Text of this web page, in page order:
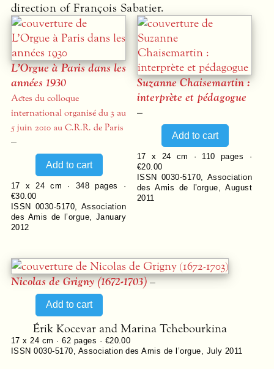
direction of François Sabatier.
L’Orgue à Paris dans les
années 1930
Actes du colloque
international organisé du 3 au
5 juin 2010 au C.R.R. de Paris
–
17 x 24 cm · 348 pages ·
€30.00
ISSN 0030-5170, Association
des Amis de l’orgue, January
2012
Suzanne Chaisemartin :
interprète et pédagogue
–
17 x 24 cm · 110 pages ·
€20.00
ISSN 0030-5170, Association
des Amis de l’orgue,August
2011
Nicolas de Grigny (1672-1703)–
Érik Kocevar and Marina Tchebourkina
17 x 24 cm ·62 pages · €20.00
ISSN 0030-5170, Association des Amis de l’orgue, July 2011